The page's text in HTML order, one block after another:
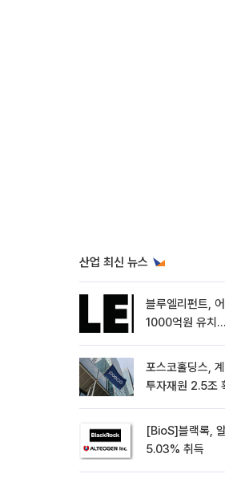
산업 최신 뉴스
블루엘리펀트,
1000억원 유치
포스코홀딩스,
투자재원 2.5조
[BioS]블랙록,
5.03% 취득